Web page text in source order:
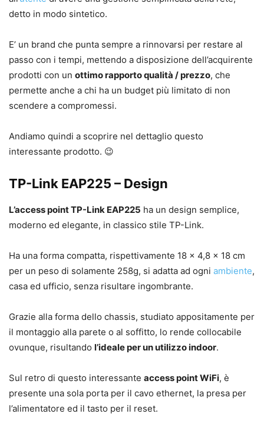
detto in modo sintetico.
E’ un brand che punta sempre a rinnovarsi per restare al
passo con i tempi, mettendo a disposizione dell’acquirente
prodotti con un ottimo rapporto qualità / prezzo, che
permette anche a chi ha un budget più limitato di non
scendere a compromessi.
Andiamo quindi a scoprire nel dettaglio questo
interessante prodotto. 😉
TP-Link EAP225 – Design
L’access point TP-Link EAP225 ha un design semplice,
moderno ed elegante, in classico stile TP-Link.
Ha una forma compatta, rispettivamente 18 x 4,8 x 18 cm
per un peso di solamente 258g, si adatta ad ogni ambiente,
casa ed ufficio, senza risultare ingombrante.
Grazie alla forma dello chassis, studiato appositamente per
il montaggio alla parete o al soffitto, lo rende collocabile
ovunque, risultando l’ideale per un utilizzo indoor.
Sul retro di questo interessante access point WiFi, è
presente una sola porta per il cavo ethernet, la presa per
l’alimentatore ed il tasto per il reset.